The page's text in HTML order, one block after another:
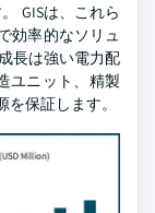
GISは、これら
効率的なソリュ
長は強い電力配
ユニット、精製
保証します。